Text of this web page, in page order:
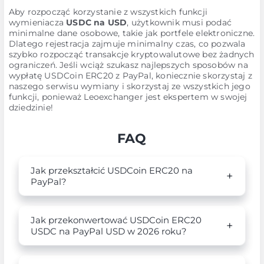
Aby rozpocząć korzystanie z wszystkich funkcji
wymieniacza USDC na USD, użytkownik musi podać
minimalne dane osobowe, takie jak portfele elektroniczne.
Dlatego rejestracja zajmuje minimalny czas, co pozwala
szybko rozpocząć transakcje kryptowalutowe bez żadnych
ograniczeń. Jeśli wciąż szukasz najlepszych sposobów na
wypłatę USDCoin ERC20 z PayPal, koniecznie skorzystaj z
naszego serwisu wymiany i skorzystaj ze wszystkich jego
funkcji, ponieważ Leoexchanger jest ekspertem w swojej
dziedzinie!
FAQ
Jak przekształcić USDCoin ERC20 na
PayPal?
Jak przekonwertować USDCoin ERC20
USDC na PayPal USD w 2026 roku?